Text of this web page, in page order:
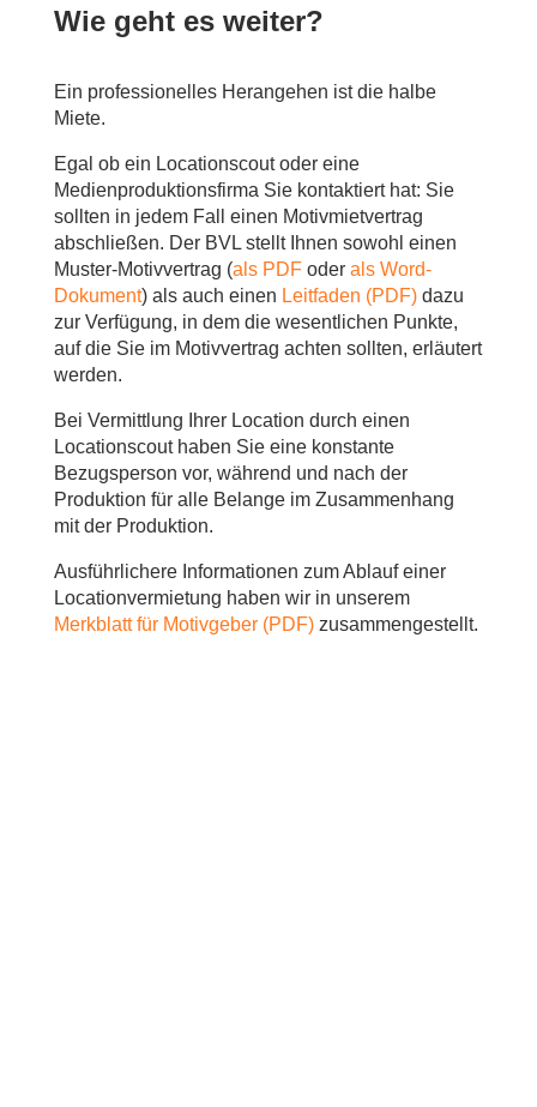
Wie geht es weiter?
Ein professionelles Herangehen ist die halbe
Miete.
Egal ob ein Locationscout oder eine
Medienproduktionsfirma Sie kontaktiert hat: Sie
sollten in jedem Fall einen Motivmietvertrag
abschließen. Der BVL stellt Ihnen sowohl einen
Muster-Motivvertrag (als PDFoder als Word-
Dokument) als auch einen Leitfaden (PDF)dazu
zur Verfügung, in dem die wesentlichen Punkte,
auf die Sie im Motivvertrag achten sollten, erläutert
werden.
Bei Vermittlung Ihrer Location durch einen
Locationscout haben Sie eine konstante
Bezugsperson vor, während und nach der
Produktion für alle Belange im Zusammenhang
mit der Produktion.
Ausführlichere Informationen zum Ablauf einer
Locationvermietung haben wir in unserem
Merkblatt für Motivgeber (PDF)zusammengestellt.